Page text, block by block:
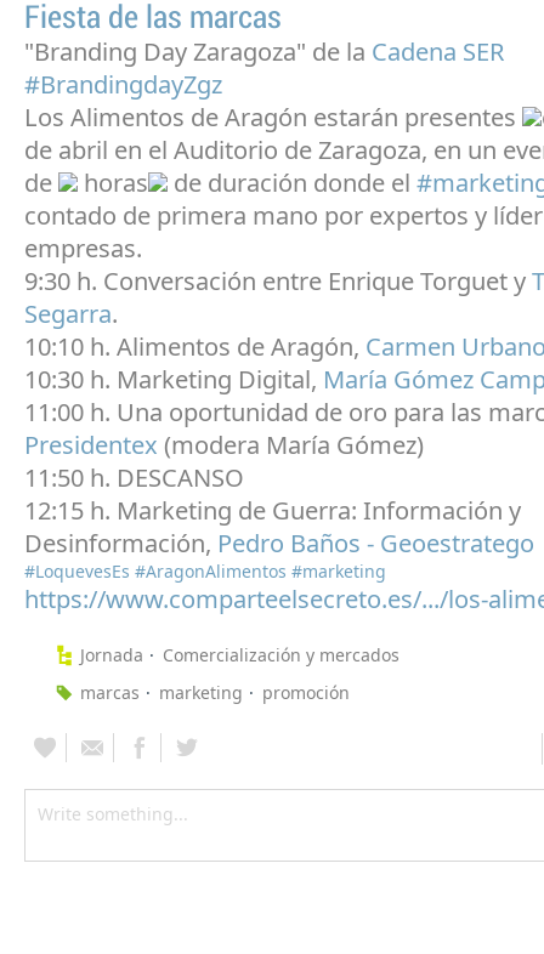
Fiesta de las marcas
"Branding Day Zaragoza" de la Cadena SER
#BrandingdayZgz
Los Alimentos de Aragón estarán presentes
de abril en el Auditorio de Zaragoza, en un
de
horas de duración donde el
contado de primera mano por expertos y
empresas.
9:30 h. Conversación entre Enrique Torguet y
Segarra.
10:10 h. Alimentos de Aragón, Carmen
10:30 h. Marketing Digital, María Gómez
11:00 h. Una oportunidad de oro para las
Presidentex (modera María Gómez)
11:50 h. DESCANSO
12:15 h. Marketing de Guerra: Información y
Desinformación, Pedro Baños - Geoestratego
#LoquevesEs #AragonAlimentos #marketing
https://www.comparteelsecreto.es/.../los-
Jornada
Comercialización y mercados
marcas
marketing promoción